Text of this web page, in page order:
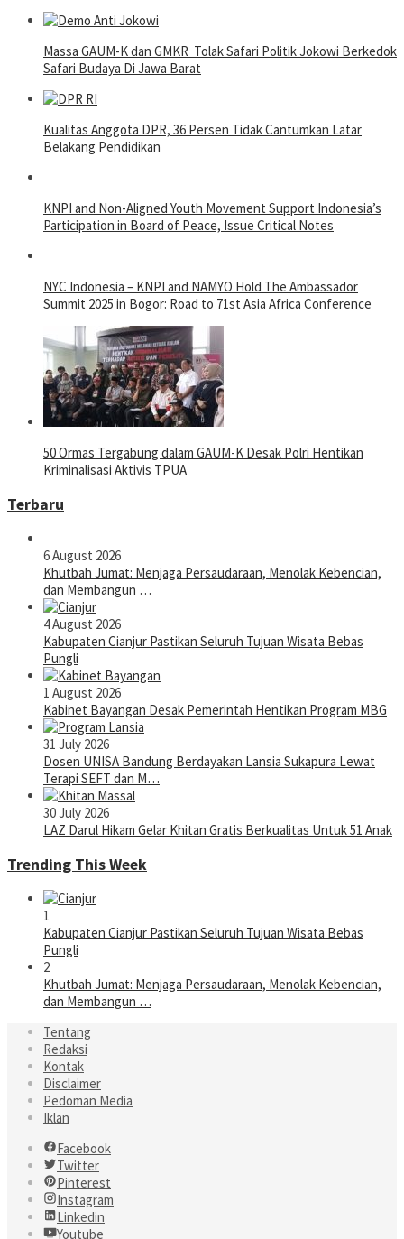
Massa GAUM-K dan GMKR Tolak Safari Politik Jokowi Berkedok
Safari Budaya Di Jawa Barat
Kualitas Anggota DPR, 36 Persen Tidak Cantumkan Latar
Belakang Pendidikan
KNPI and Non-Aligned Youth Movement Support Indonesia’s
Participation in Board of Peace, Issue Critical Notes
NYC Indonesia – KNPI and NAMYO Hold The Ambassador
Summit 2025 in Bogor: Road to 71st Asia Africa Conference
50 Ormas Tergabung dalam GAUM-K Desak Polri Hentikan
Kriminalisasi Aktivis TPUA
Terbaru
6 August 2026
Khutbah Jumat: Menjaga Persaudaraan, Menolak Kebencian,
dan Membangun …
4 August 2026
Kabupaten Cianjur Pastikan Seluruh Tujuan Wisata Bebas
Pungli
1 August 2026
Kabinet Bayangan Desak Pemerintah Hentikan Program MBG
31 July 2026
Dosen UNISA Bandung Berdayakan Lansia Sukapura Lewat
Terapi SEFT dan M…
30 July 2026
LAZ Darul Hikam Gelar Khitan Gratis Berkualitas Untuk 51 Anak
Trending This Week
1
Kabupaten Cianjur Pastikan Seluruh Tujuan Wisata Bebas
Pungli
2
Khutbah Jumat: Menjaga Persaudaraan, Menolak Kebencian,
dan Membangun …
Tentang
Redaksi
Kontak
Disclaimer
Pedoman Media
Iklan
Facebook
Twitter
Pinterest
Instagram
Linkedin
Youtube